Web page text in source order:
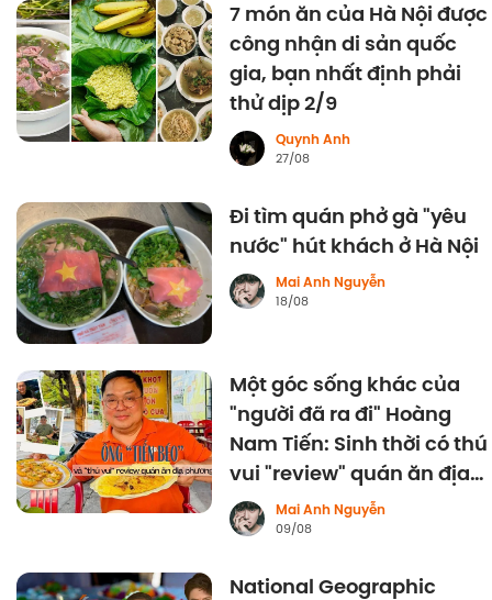
7 món ăn của Hà Nội được
công nhận di sản quốc
gia, bạn nhất định phải
thử dịp 2/9
Quynh Anh
27/08
Đi tìm quán phở gà "yêu
nước" hút khách ở Hà Nội
Mai Anh Nguyễn
18/08
Một góc sống khác của
"người đã ra đi" Hoàng
Nam Tiến: Sinh thời có thú
vui "review" quán ăn địa
phươngMai Anh Nguyễn
09/08
National Geographic